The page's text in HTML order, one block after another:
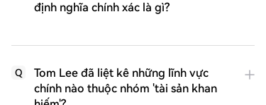
định nghĩa chính xác là gì?
Q
Tom Lee đã liệt kê những lĩnh vực
chính nào thuộc nhóm 'tài sản khan